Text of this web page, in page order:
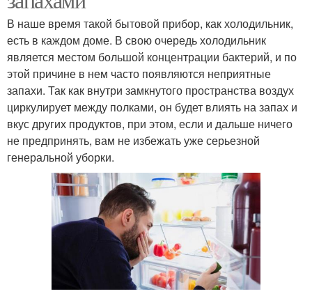
В наше время такой бытовой прибор, как холодильник,
есть в каждом доме. В свою очередь холодильник
является местом большой концентрации бактерий, и по
этой причине в нем часто появляются неприятные
запахи. Так как внутри замкнутого пространства воздух
циркулирует между полками, он будет влиять на запах и
вкус других продуктов, при этом, если и дальше ничего
не предпринять, вам не избежать уже серьезной
генеральной уборки.